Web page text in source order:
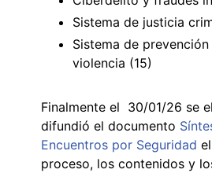
Sistema de justicia
Sistema de
violencia (15)
Finalmente el 30/01/26 se
difundió el documento
Encuentros por Seguridad
proceso, los contenidos y